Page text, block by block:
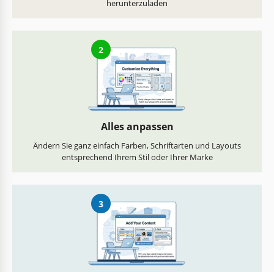
herunterzuladen
2
Alles anpassen
Ändern Sie ganz einfach Farben, Schriftarten und Layouts
entsprechend Ihrem Stil oder Ihrer Marke
3